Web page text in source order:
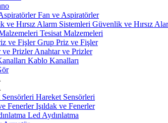
Fan ve Aspiratörler
Güvenlik ve Hırsız
Tesisat Malzemeleri
Grup Priz ve Fişler
Anahtar ve Prizler
Kablo Kanalları
Hareket Sensörleri
Işıldak ve Fenerler
Led Aydınlatma